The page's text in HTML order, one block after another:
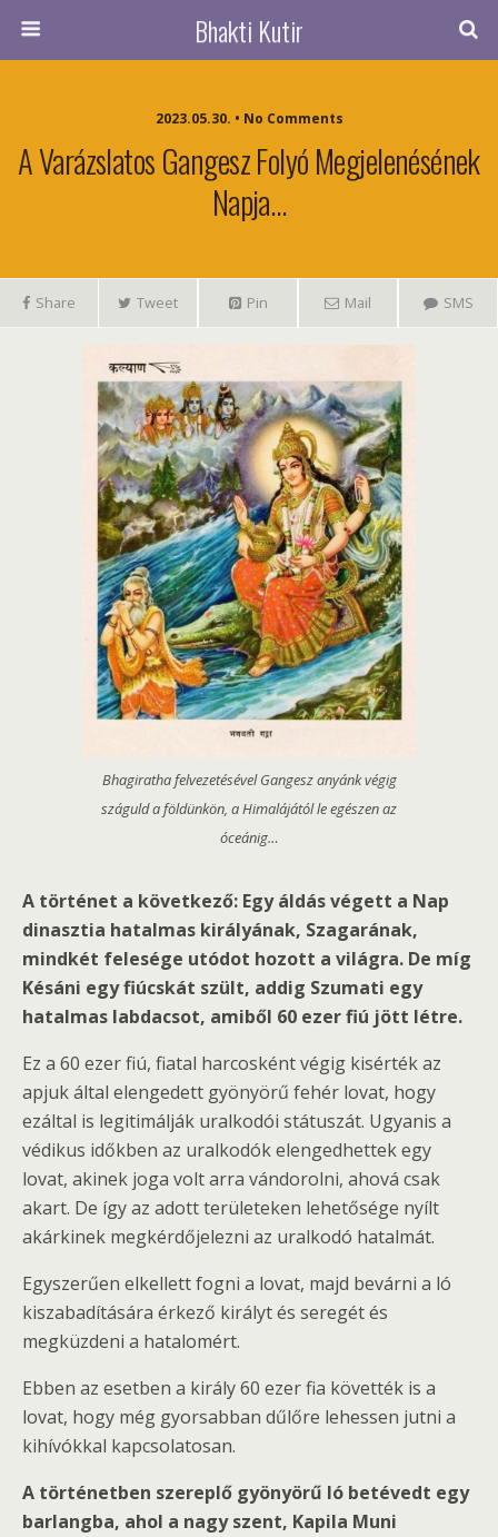
Bhakti Kutir
2023.05.30. • No Comments
A Varázslatos Gangesz Folyó Megjelenésének
Napja…
Share Tweet Pin Mail SMS
Bhagiratha felvezetésével Gangesz anyánk végig
száguld a földünkön, a Himalájától le egészen az
óceánig…
A történet a következő: Egy áldás végett a Nap
dinasztia hatalmas királyának, Szagarának,
mindkét felesége utódot hozott a világra. De míg
Késáni egy fiúcskát szült, addig Szumati egy
hatalmas labdacsot, amiből 60 ezer fiú jött létre.
Ez a 60 ezer fiú, fiatal harcosként végig kisérték az
apjuk által elengedett gyönyörű fehér lovat, hogy
ezáltal is legitimálják uralkodói státuszát. Ugyanis a
védikus időkben az uralkodók elengedhettek egy
lovat, akinek joga volt arra vándorolni, ahová csak
akart. De így az adott területeken lehetősége nyílt
akárkinek megkérdőjelezni az uralkodó hatalmát.
Egyszerűen elkellett fogni a lovat, majd bevárni a ló
kiszabadítására érkező királyt és seregét és
megküzdeni a hatalomért.
Ebben az esetben a király 60 ezer fia követték is a
lovat, hogy még gyorsabban dűlőre lehessen jutni a
kihívókkal kapcsolatosan.
A történetben szereplő gyönyörű ló betévedt egy
barlangba, ahol a nagy szent, Kapila Muni